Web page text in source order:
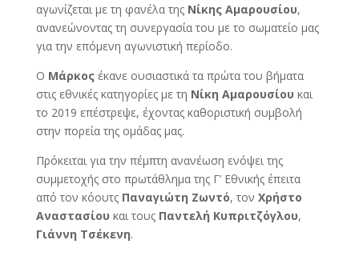
αγωνίζεται με τη φανέλα της Νίκης Αμαρουσίου,
ανανεώνοντας τη συνεργασία του με το σωματείο μας
για την επόμενη αγωνιστική περίοδο.
Ο Μάρκοςέκανε ουσιαστικά τα πρώτα του βήματα
στις εθνικές κατηγορίες με τη Νίκη Αμαρουσίου και
το 2019 επέστρεψε, έχοντας καθοριστική συμβολή
στην πορεία της ομάδας μας.
Πρόκειται για την πέμπτη ανανέωση ενόψει της
συμμετοχής στο πρωτάθλημα της Γ’ Εθνικής έπειτα
από τον κόουτς Παναγιώτη Ζωντό, τον Χρήστο
Αναστασίου και τους Παντελή Κυπριτζόγλου,
Γιάννη Τσέκενη.